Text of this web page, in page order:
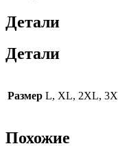
Детали
Детали
Размер L, XL, 2XL,
Похожие